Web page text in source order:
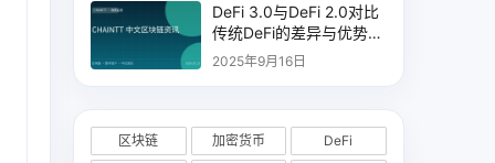
DeFi 3.0与DeFi 2.0对比
传统DeFi的差异与优势分
析
2025年9月16日
区块链 加密货币
DeFi